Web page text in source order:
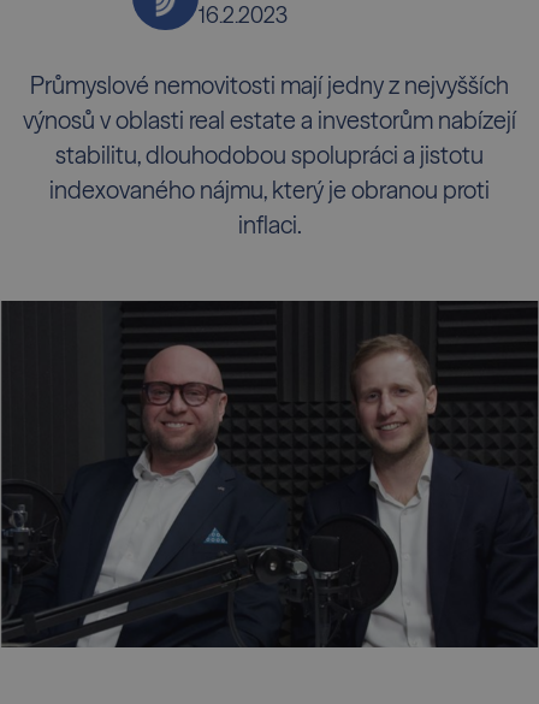
16.2.2023
Průmyslové nemovitosti mají jedny z nejvyšších
výnosů v oblasti real estate a investorům nabízejí
stabilitu, dlouhodobou spolupráci a jistotu
indexovaného nájmu, který je obranou proti
inflaci.